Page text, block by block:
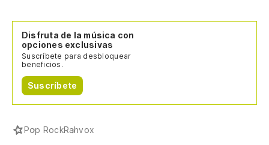
Disfruta de la música con
opciones exclusivas
Suscríbete para desbloquear
beneficios.
Suscríbete
Pop RockRahvox